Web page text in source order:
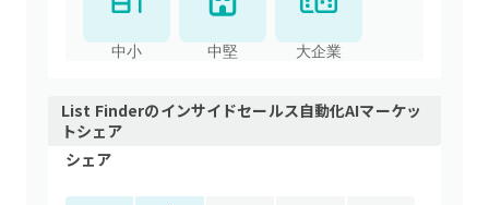
中小 中堅 大企業
List Finderのインサイドセールス自動化AIマーケッ
トシェア
シェア